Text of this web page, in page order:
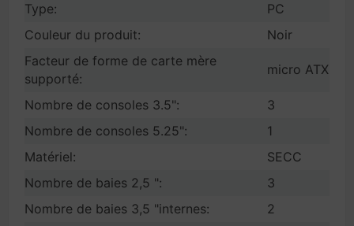
Type:
PC
Couleur du produit:
Noir
Facteur de forme de carte mère
supporté:
micro ATX
Nombre de consoles 3.5":
3
Nombre de consoles 5.25":
1
Matériel:
SECC
Nombre de baies 2,5 ":
3
Nombre de baies 3,5 "internes:
2